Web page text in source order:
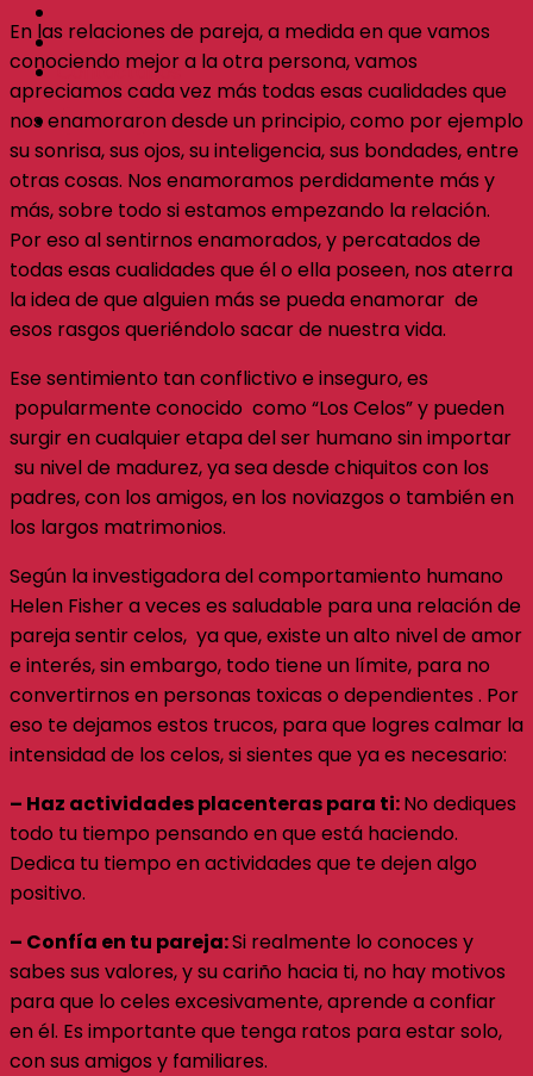
Contáctanos
Consultas
En las relaciones de pareja, a medida en que vamos
conociendo mejor a la otra persona, vamos
apreciamos cada vez más todas esas cualidades que
nos enamoraron desde un principio, como por ejemplo
su sonrisa, sus ojos, su inteligencia, sus bondades, entre
otras cosas. Nos enamoramos perdidamente más y
más, sobre todo si estamos empezando la relación.
Por eso al sentirnos enamorados, y percatados de
todas esas cualidades que él o ella poseen, nos aterra
la idea de que alguien más se pueda enamorar de
esos rasgos queriéndolo sacar de nuestra vida.
Ese sentimiento tan conflictivo e inseguro, es
popularmente conocido como “Los Celos” y pueden
surgir en cualquier etapa del ser humano sin importar
su nivel de madurez, ya sea desde chiquitos con los
padres, con los amigos, en los noviazgos o también en
los largos matrimonios.
Según la investigadora del comportamiento humano
Helen Fisher a veces es saludable para una relación de
pareja sentir celos, ya que, existe un alto nivel de amor
e interés, sin embargo, todo tiene un límite, para no
convertirnos en personas toxicas o dependientes . Por
eso te dejamos estos trucos, para que logres calmar la
intensidad de los celos, si sientes que ya es necesario:
– Haz actividades placenteras para ti:No dediques
todo tu tiempo pensando en que está haciendo.
Dedica tu tiempo en actividades que te dejen algo
positivo.
– Confía en tu pareja:Si realmente lo conoces y
sabes sus valores, y su cariño hacia ti, no hay motivos
para que lo celes excesivamente, aprende a confiar
en él. Es importante que tenga ratos para estar solo,
con sus amigos y familiares.